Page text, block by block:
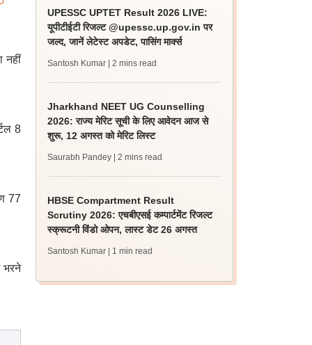
नहीं
8
77
भरने
UPESSC UPTET Result 2026 LIVE:
यूपीटीईटी रिजल्ट @upessc.up.gov.in पर
जल्द, जानें लेटेस्ट अपडेट, पासिंग मार्क्स
Santosh Kumar | 2 mins read
Jharkhand NEET UG Counselling
2026: राज्य मेरिट सूची के लिए आवेदन आज से
शुरू, 12 अगस्त को मेरिट लिस्ट
Saurabh Pandey | 2 mins read
HBSE Compartment Result
Scrutiny 2026: एचबीएसई कम्पार्टमेंट रिजल्ट
स्क्रूटनी विंडो ओपन, लास्ट डेट 26 अगस्त
Santosh Kumar | 1 min read